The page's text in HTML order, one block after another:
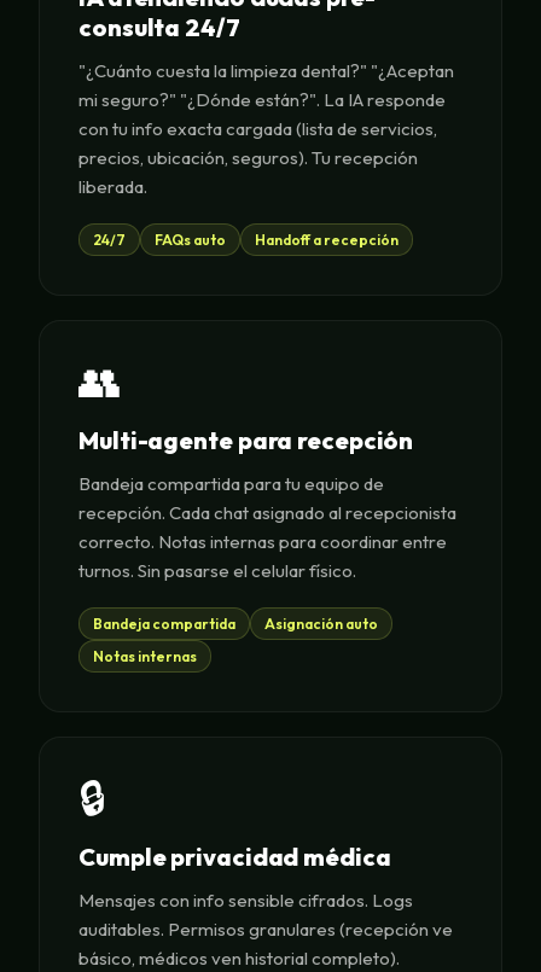
consulta 24/7
"¿Cuánto cuesta la limpieza dental?" "¿Aceptan
mi seguro?" "¿Dónde están?". La IA responde
con tu info exacta cargada (lista de servicios,
precios, ubicación, seguros). Tu recepción
liberada.
24/7 FAQs auto Handoff a recepción
👥
Multi-agente para recepción
Bandeja compartida para tu equipo de
recepción. Cada chat asignado al recepcionista
correcto. Notas internas para coordinar entre
turnos. Sin pasarse el celular físico.
Bandeja compartida
Asignación auto
Notas internas
🔒
Cumple privacidad médica
Mensajes con info sensible cifrados. Logs
auditables. Permisos granulares (recepción ve
básico, médicos ven historial completo).